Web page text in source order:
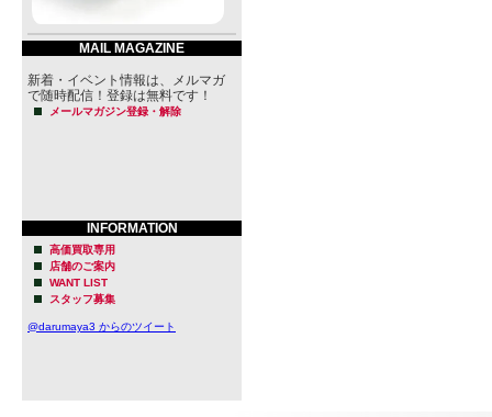
MAIL MAGAZINE
新着・イベント情報は、メルマガ
で随時配信！登録は無料です！
メールマガジン登録・解除
INFORMATION
高価買取専用
店舗のご案内
WANT LIST
スタッフ募集
@darumaya3 からのツイート